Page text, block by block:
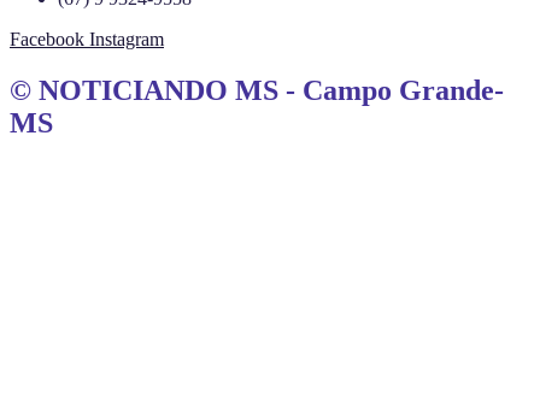
Facebook Instagram
© NOTICIANDO MS - Campo Grande-
MS